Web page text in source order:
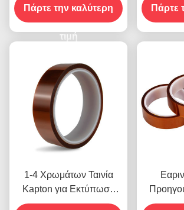
Πάρτε την καλύτερη
τιμή
κάρτας
Πάρτε
1-4 Χρωμάτων Ταινία
Kapton για Εκτύπωση
στην Μπροστινή Όψη
που